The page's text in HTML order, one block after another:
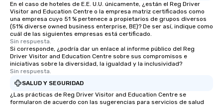
En el caso de hoteles de E.E. U.U. únicamente, ¿están el Reg Driver
Visitor and Education Centre o la empresa matriz certificados como
una empresa cuyo 51 % pertenece a propietarios de grupos diversos
(51% diverse owned business enterprise, BE)? De ser así, indique como
cuál de las siguientes empresas está certificado.
Sin respuesta.
Si corresponde, ¿podría dar un enlace al informe público del Reg
Driver Visitor and Education Centre sobre sus compromisos e
iniciativas sobre la diversidad, la igualdad y la inclusividad?
Sin respuesta.
SALUD Y SEGURIDAD
¿Las prácticas de Reg Driver Visitor and Education Centre se
formularon de acuerdo con las sugerencias para servicios de salud